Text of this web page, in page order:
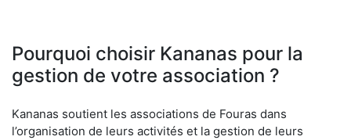
Pourquoi choisir Kananas pour la
gestion de votre association ?
Kananas soutient les associations de Fouras dans
l’organisation de leurs activités et la gestion de leurs